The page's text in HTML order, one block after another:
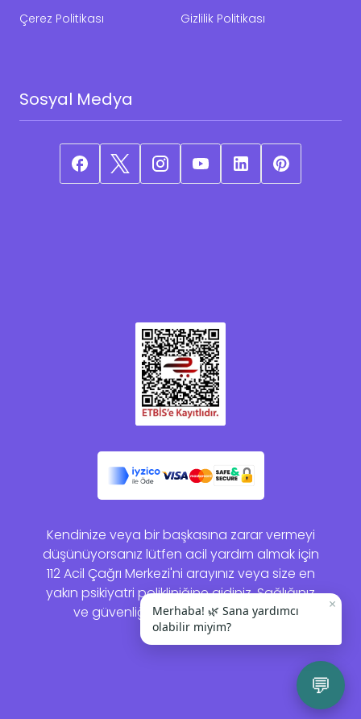
Çerez Politikası Gizlilik Politikası
Sosyal Medya
Kendinize veya bir başkasına zarar vermeyi
düşünüyorsanız lütfen acil yardım almak için
112 Acil Çağrı Merkezi'ni arayınız veya size en
yakın psikiyatri polikliniğine gidiniz. Sağlığınız
ve güvenliğiniz bizim için önemlidir.
💬
×
Merhaba! 🌿 Sana yardımcı
olabilir miyim?